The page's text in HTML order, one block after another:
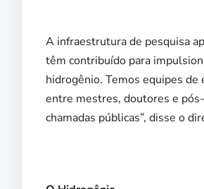
A infraestrutura de pesquisa
têm contribuído para
hidrogênio. Temos equipes
entre mestres, doutores e
chamadas públicas”, disse o